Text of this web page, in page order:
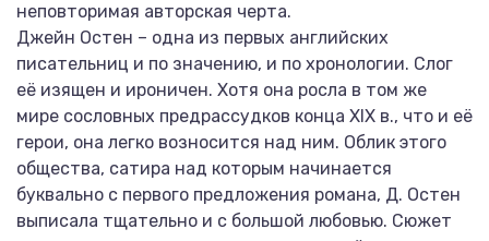
неповторимая авторская черта.
Джейн Остен – одна из первых английских
писательниц и по значению, и по хронологии. Слог
её изящен и ироничен. Хотя она росла в том же
мире сословных предрассудков конца XIX в., что и её
герои, она легко возносится над ним. Облик этого
общества, сатира над которым начинается
буквально с первого предложения романа, Д. Остен
выписала тщательно и с большой любовью. Сюжет